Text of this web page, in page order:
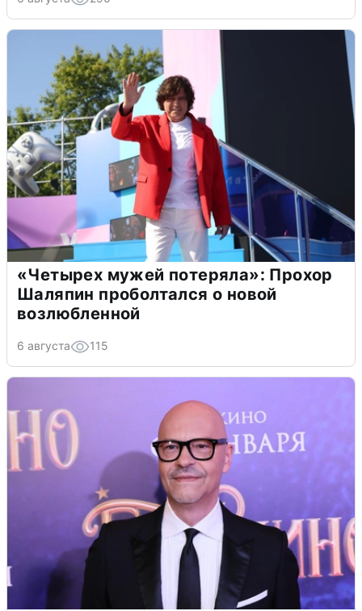
«Четырех мужей потеряла»: Прохор
Шаляпин проболтался о новой
возлюбленной
6 августа 115